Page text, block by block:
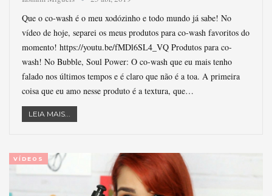
Que o co-wash é o meu xodózinho e todo mundo já sabe! No
vídeo de hoje, separei os meus produtos para co-wash favoritos do
momento! https://youtu.be/fMDl6SL4_VQ Produtos para co-
wash! No Bubble, Soul Power: O co-wash que eu mais tenho
falado nos últimos tempos e é claro que não é a toa. A primeira
coisa que eu amo nesse produto é a textura, que…
LEIA MAIS...
VÍDEOS